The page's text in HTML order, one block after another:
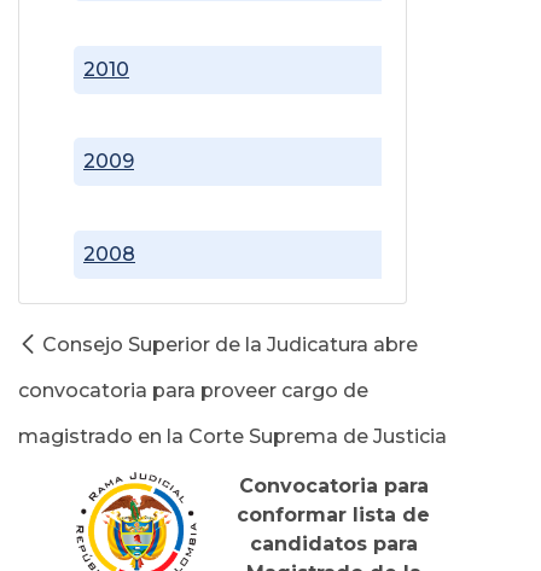
2008
2009
2010
Consejo Superior de la Judicatura abre
convocatoria para proveer cargo de
magistrado en la Corte Suprema de Justicia
Convocatoria para
conformar lista de
candidatos para